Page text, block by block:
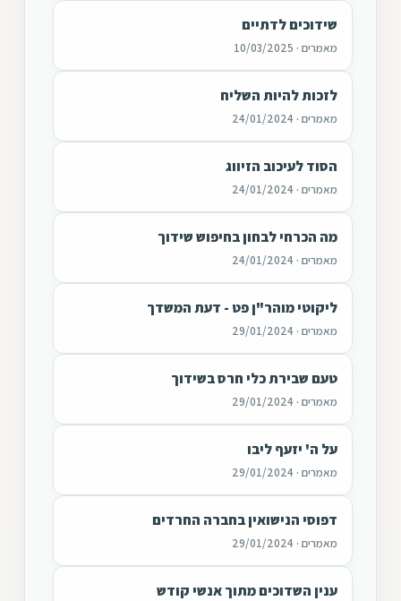
שידוכים לדתיים
מאמרים · 10/03/2025
לזכות להיות השליח
מאמרים · 24/01/2024
הסוד לעיכוב הזיווג
מאמרים · 24/01/2024
מה הכרחי לבחון בחיפוש שידוך
מאמרים · 24/01/2024
ליקוטי מוהר"ן פט - דעת המשדך
מאמרים · 29/01/2024
טעם שבירת כלי חרס בשידוך
מאמרים · 29/01/2024
על ה' יזעף ליבו
מאמרים · 29/01/2024
דפוסי הנישואין בחברה החרדים
מאמרים · 29/01/2024
ענין השדוכים מתוך אנשי קודש